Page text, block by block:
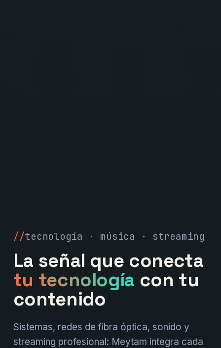
tecnología · música · streaming
La señal que conecta
tu tecnología con tu
contenido
Sistemas, redes de fibra óptica, sonido y
streaming profesional: Meytam integra cada